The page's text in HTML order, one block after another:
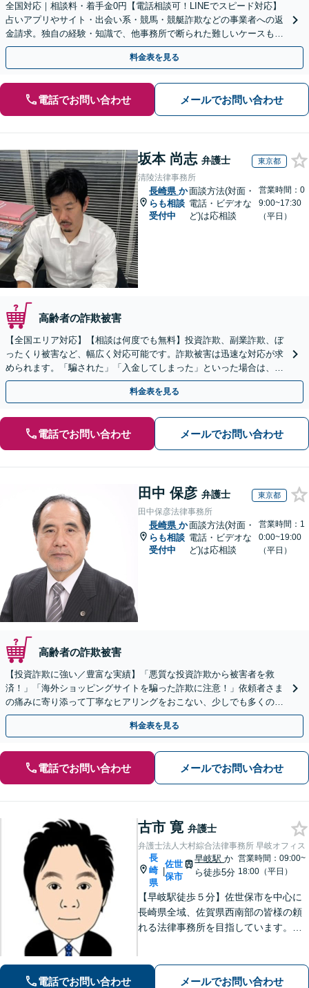
全国対応｜相談料・着手金0円【電話相談可！LINEでスピード対応】
占いアプリやサイト・出会い系・競馬・競艇詐欺などの事業者への返
金請求。独自の経験・知識で、他事務所で断られた難しいケースも解
決に導いた実績あり。まずはお気軽にご相談ください
料金表を見る
電話でお問い合わせ メールでお問い合わせ
坂本 尚志 弁護士 東京都
清陵法律事務所
長崎県 か
らも相談
受付中
面談方法(対面・
電話・ビデオな
ど)は応相談
営業時間：0
9:00~17:30
（平日）
高齢者の詐欺被害
【全国エリア対応】【相談は何度でも無料】投資詐欺、副業詐欺、ぼ
ったくり被害など、幅広く対応可能です。詐欺被害は迅速な対応が求
められます。「騙された」「入金してしまった」といった場合は、お
早めにご相談ください。【電話・メール・WEB相談可】
料金表を見る
電話でお問い合わせ メールでお問い合わせ
田中 保彦 弁護士 東京都
田中保彦法律事務所
長崎県 か
らも相談
受付中
面談方法(対面・
電話・ビデオな
ど)は応相談
営業時間：1
0:00~19:00
（平日）
高齢者の詐欺被害
【投資詐欺に強い／豊富な実績】「悪質な投資詐欺から被害者を救
済！」「海外ショッピングサイトを騙った詐欺に注意！」依頼者さま
の痛みに寄り添って丁寧なヒアリングをおこない、少しでも多くの返
金が得られるよう尽力します！
料金表を見る
電話でお問い合わせ メールでお問い合わせ
古市 寛 弁護士
弁護士法人大村綜合法律事務所 早岐オフィス
長
崎
県
|
佐世
保市
早岐駅か
ら徒歩5分
営業時間：09:00~
18:00（平日）
【早岐駅徒歩５分】佐世保市を中心に
長崎県全域、佐賀県西南部の皆様の頼
れる法律事務所を目指しています。相
います。早期解決には、早めのご相談
電話でお問い合わせ メールでお問い合わせ